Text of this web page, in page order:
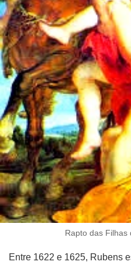
Rapto das Filhas
Entre 1622 e 1625, Rubens